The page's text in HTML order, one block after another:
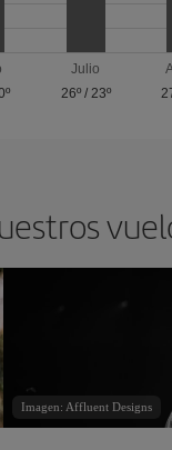
Julio
26º/ 23º
Imagen: Affluent Designs